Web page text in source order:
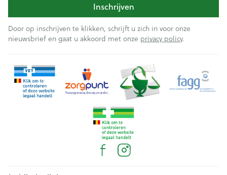
Inschrijven
Door op inschrijven te klikken, schrijft u zich in voor onze
nieuwsbrief en gaat u akkoord met onze privacy policy.